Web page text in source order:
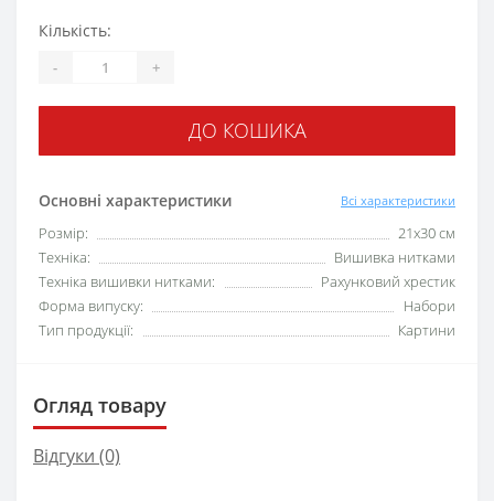
Основні характеристики Всі характеристики
Розмір:
21х30 см
Техніка:
Вишивка нитками
Техніка вишивки нитками:
Рахунковий хрестик
Форма випуску:
Набори
Тип продукції:
Картини
Кількість:
- +
ДО КОШИКА
Огляд товару
Відгуки (0)